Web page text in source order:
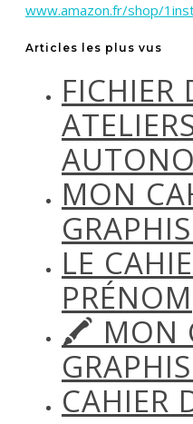
www.amazon.fr/shop/
Articles les plus vus
FICHIER
MON
LE
PRÉNOM
🖍 MON
CAHIER